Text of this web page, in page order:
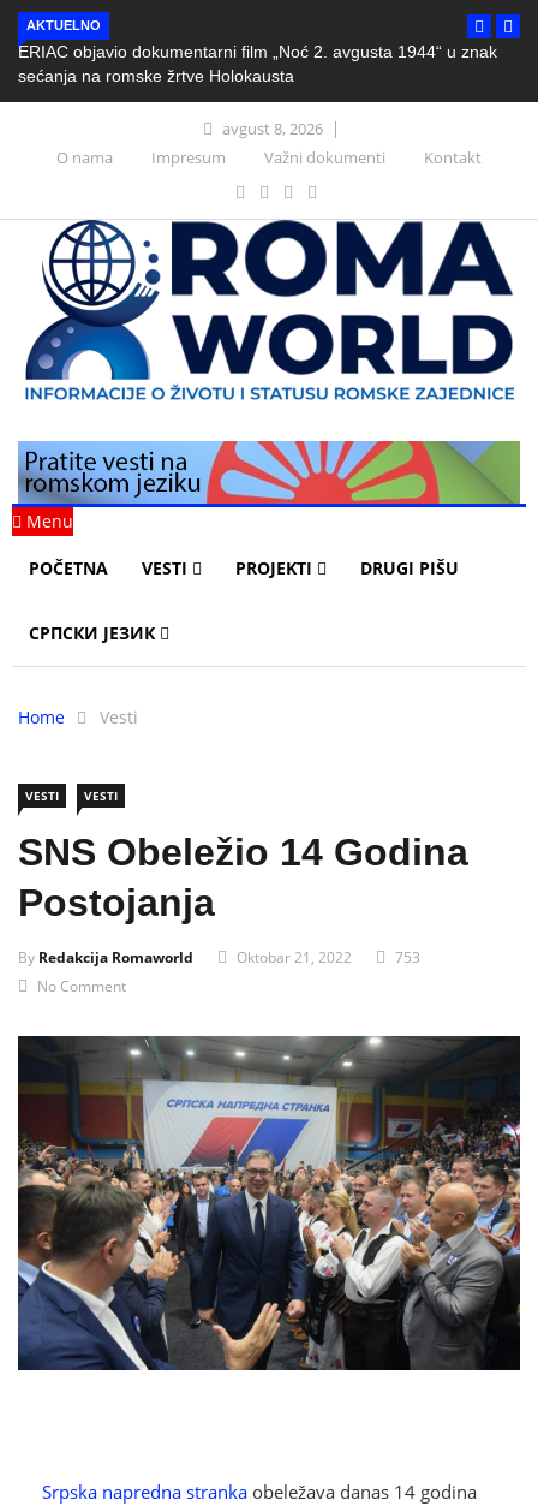
AKTUELNO
ERIAC objavio dokumentarni film „Noć 2. avgusta 1944“ u znak
sećanja na romske žrtve Holokausta
avgust 8, 2026
O nama
Impresum Važni dokumenti Kontakt
Menu
POČETNA VESTI PROJEKTI DRUGI PIŠU
СРПСКИ ЈЕЗИК
Home Vesti
VESTI VESTI
SNS Obeležio 14 Godina
Postojanja
By Redakcija Romaworld Oktobar 21, 2022
753
No Comment
Srpska napredna stranka obeležava danas 14 godina